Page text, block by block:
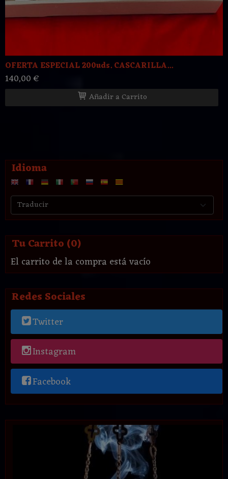
Idioma
Tu Carrito (0)
El carrito de la compra está vacío
Redes Sociales
Twitter
Instagram
Facebook
OFERTA ESPECIAL 200uds. CASCARILLA...
140,00 €
Añadir a Carrito